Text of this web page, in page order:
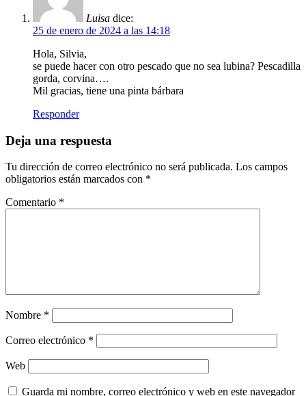
Luisa dice:
25 de enero de 2024 a las 14:18
Hola, Silvia,
se puede hacer con otro pescado que no sea lubina? Pescadilla
gorda, corvina….
Mil gracias, tiene una pinta bárbara
Responder
Deja una respuesta
Tu dirección de correo electrónico no será publicada. Los campos
obligatorios están marcados con *
Comentario *
Nombre *
Correo electrónico *
Web
Guarda mi nombre, correo electrónico y web en este navegador